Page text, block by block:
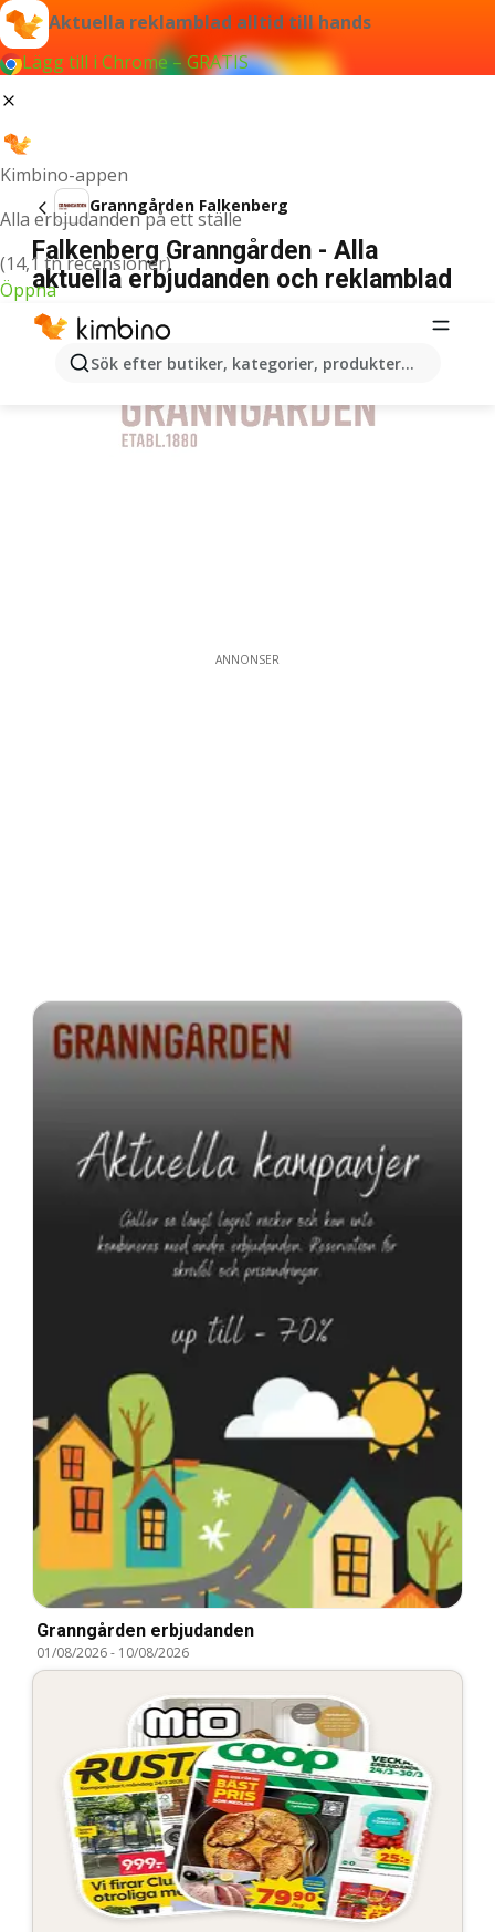
Aktuella reklamblad alltid till hands
Lägg till i Chrome – GRATIS
Kimbino-appen
Alla erbjudanden på ett ställe
(14,1 tn recensioner)
Öppna
Sök efter butiker, kategorier, produkter...
Granngården Falkenberg
Falkenberg Granngården - Alla
aktuella erbjudanden och reklamblad
ANNONSER
Granngården erbjudanden
01/08/2026- 10/08/2026